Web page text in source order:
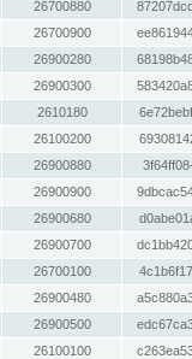
26700880
26700900
26900280
26900300
2610180
26100200
26900880
26900900
26900680
26900700
26700100
26900480
26900500
26100100